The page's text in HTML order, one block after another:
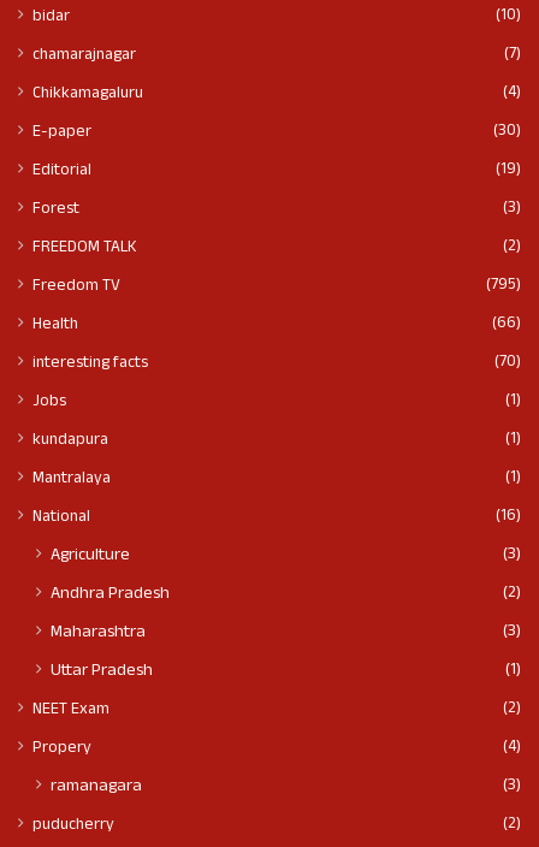
bidar
(10)
chamarajnagar
(7)
Chikkamagaluru
(4)
E-paper
(30)
Editorial
(19)
Forest
(3)
FREEDOM TALK
(2)
Freedom TV
(795)
Health
(66)
interesting facts
(70)
Jobs
(1)
kundapura
(1)
Mantralaya
(1)
National
(16)
Agriculture
(3)
Andhra Pradesh
(2)
Maharashtra
(3)
Uttar Pradesh
(1)
NEET Exam
(2)
Propery
(4)
ramanagara (3)
puducherry
(2)